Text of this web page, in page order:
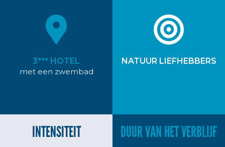
3*** HOTEL
met een zwembad
NATUUR LIEFHEBBERS
INTENSITEIT DUUR VAN HET VERBLIJF